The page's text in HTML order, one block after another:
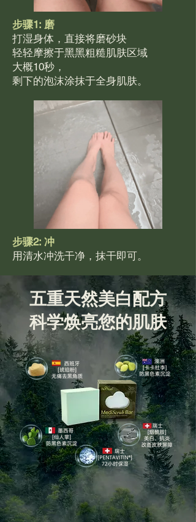
步骤1: 磨
打湿身体，直接将磨砂块
轻轻摩擦于黑黑粗糙肌肤区域
大概10秒，
剩下的泡沫涂抹于全身肌肤。
步骤2: 冲
用清水冲洗干净，抹干即可。
五重天然美白配方
科学焕亮您的肌肤